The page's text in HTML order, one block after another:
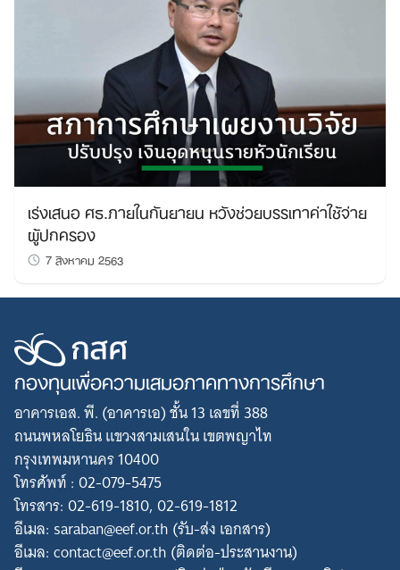
เร่งเสนอ ศธ.ภายในกันยายน หวังช่วยบรรเทาค่าใช้จ่าย
ผู้ปกครอง
7 สิงหาคม 2563
กองทุนเพื่อความเสมอภาคทางการศึกษา
อาคารเอส. พี. (อาคารเอ) ชั้น 13 เลขที่ 388
ถนนพหลโยธิน แขวงสามเสนใน เขตพญาไท
กรุงเทพมหานคร 10400
โทรศัพท์ : 02-079-5475
โทรสาร: 02-619-1810, 02-619-1812
อีเมล: saraban@eef.or.th (รับ-ส่ง เอกสาร)
อีเมล: contact@eef.or.th (ติดต่อ-ประสานงาน)